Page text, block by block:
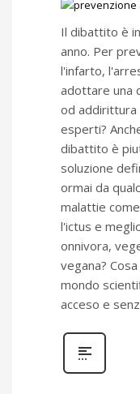
Il dibattito è
anno. Per
l'infarto,
adottare una
od addirittura
esperti?
dibattito è
soluzione
ormai da
malattie
l'ictus e
onnivora,
vegana?
mondo
acceso e